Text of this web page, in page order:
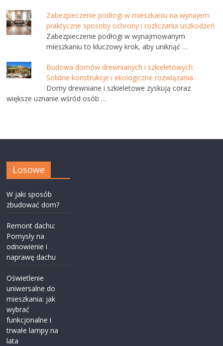
Zabezpieczenie podłogi w mieszkaniu na wynajem:
praktyczne sposoby ochrony i rozliczania uszkodzeń
Zabezpieczenie podłogi w wynajmowanym
mieszkaniu to kluczowy krok, aby uniknąć …
Budowa domów drewnianych i szkieletowych:
Solidne konstrukcje i ekologiczne rozwiązania
Domy drewniane i szkieletowe zyskują coraz
większe uznanie wśród osób …
Losowe
W jaki sposób
zbudować dom?
Remont dachu:
Pomysły na
odnowienie i
naprawę dachu
Oświetlenie
uniwersalne do
mieszkania: jak
wybrać
funkcjonalne i
trwałe lampy na
lata